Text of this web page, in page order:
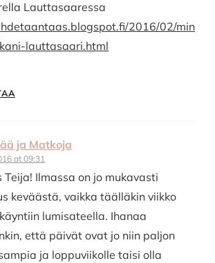
Lauttasaaressa
2016/02/min
lauttasaari.html
ja Matkoja
at 09:31
Teija! Ilmassa on jo mukavasti
keväästä, vaikka täälläkin viikko
lumisateella. Ihanaa
että päivät ovat jo niin paljon
ja loppuviikolle taisi olla